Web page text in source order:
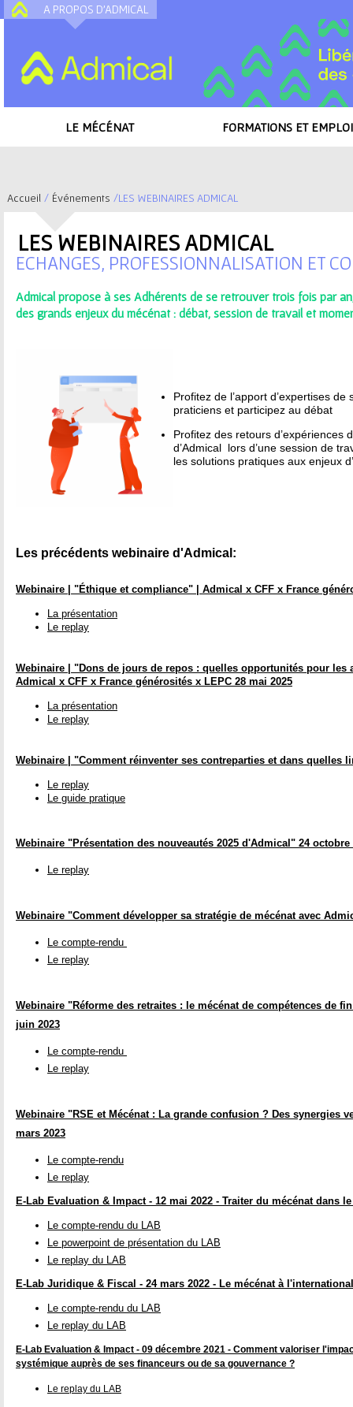
A PROPOS D'ADMICAL
LE MÉCÉNAT FORMATIONS ET
Accueil / Événements /LES WEBINAIRES ADMICAL
LES WEBINAIRES ADMICAL
ECHANGES, PROFESSIONNALISATION ET
Admical propose à ses Adhérents de se retrouver trois fois par
des grands enjeux du mécénat : débat, session de travail et
Profitez de l’apport d’expertises
praticiens et participez au débat
Profitez des retours d’expériences
d’Admical lors d’une session de
les solutions pratiques aux enjeux
Les précédents webinaire d'Admical:
Webinaire | "Éthique et compliance" | Admical x CFF x France
La présentation
Le replay
Webinaire | "Dons de jours de repos : quelles opportunités pour les
Admical x CFF x France générosités x LEPC 28 mai 2025
La présentation
Le replay
Webinaire | "Comment réinventer ses contreparties et dans quelles
Le replay
Le guide pratique
Webinaire "Présentation des nouveautés 2025 d'Admical" 24 octobre
Le replay
Webinaire "Comment développer sa stratégie de mécénat avec
Le compte-rendu
Le replay
Webinaire "Réforme des retraites : le mécénat de compétences de
juin 2023
Le compte-rendu
Le replay
Webinaire "RSE et Mécénat : La grande confusion ? Des synergies
mars 2023
Le compte-rendu
Le replay
E-Lab Evaluation & Impact - 12 mai 2022 - Traiter du mécénat dans
Le compte-rendu du LAB
Le powerpoint de présentation du LAB
Le replay du LAB
E-Lab Juridique & Fiscal - 24 mars 2022 - Le mécénat à l'international
Le compte-rendu du LAB
Le replay du LAB
E-Lab Evaluation & Impact - 09 décembre 2021 - Comment valoriser
systémique auprès de ses financeurs ou de sa gouvernance ?
Le replay du LAB